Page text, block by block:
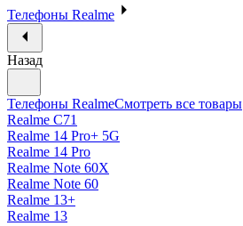
Телефоны Realme
Назад
Телефоны RealmeСмотреть все товары
Realme C71
Realme 14 Pro+ 5G
Realme 14 Pro
Realme Note 60X
Realme Note 60
Realme 13+
Realme 13